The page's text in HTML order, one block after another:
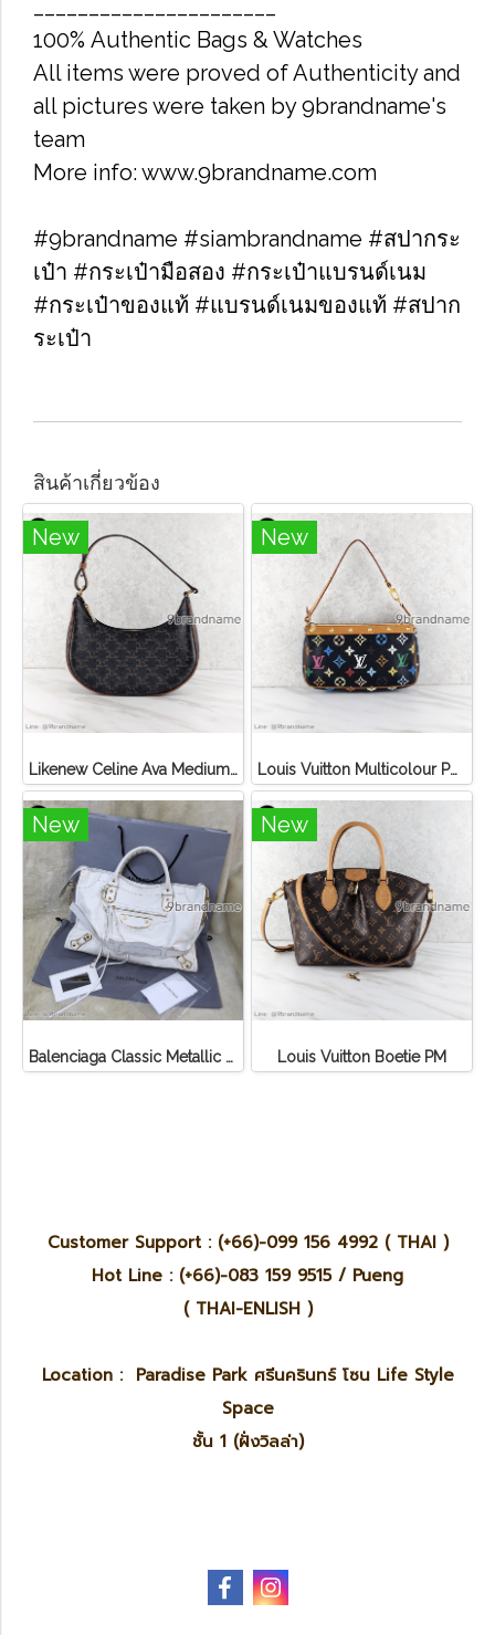
100% Authentic Bags & Watches
All items were proved of Authenticity and
all pictures were taken by 9brandname's
team
More info: www.9brandname.com
#9brandname #siambrandname #สปากระ
เป๋า #กระเป๋ามือสอง #กระเป๋าแบรนด์เนม
#กระเป๋าของแท้ #แบรนด์เนมของแท้ #สปาก
ระเป๋า
สินค้าเกี่ยวข้อง
New
Likenew Celine Ava Medium Triomphe Canvas
New
Louis Vuitton Multicolour Pochette Canvas
New
Balenciaga Classic Metallic Edge City Bag
New
Louis Vuitton Boetie PM
Customer Support : (+66)-099 156 4992 ( THAI )
Hot Line : (+66)-083 159 9515 / Pueng
( THAI-ENLISH )
Location : Paradise Park ศรีนครินทร์ โซน Life Style
Space
ชั้น 1 (ฝั่งวิลล่า)